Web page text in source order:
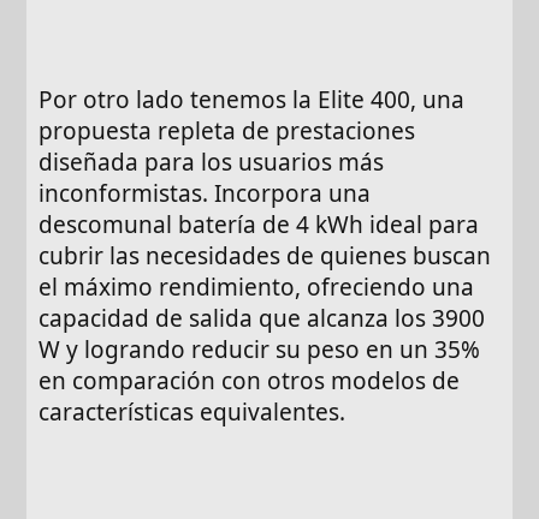
Por otro lado tenemos la Elite 400, una
propuesta repleta de prestaciones
diseñada para los usuarios más
inconformistas. Incorpora una
descomunal batería de 4 kWh ideal para
cubrir las necesidades de quienes buscan
el máximo rendimiento, ofreciendo una
capacidad de salida que alcanza los 3900
W y logrando reducir su peso en un 35%
en comparación con otros modelos de
características equivalentes.